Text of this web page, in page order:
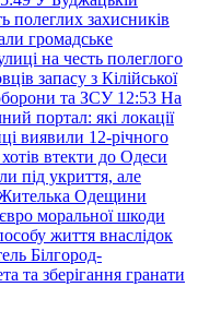
полеглих захисників
громадське
на честь полеглого
запасу з Кілійської
та ЗСУ 12:53 На
портал: які локації
виявили 12-річного
втекти до Одеси
під укриття, але
Одещини
моральної шкоди
життя внаслідок
Білгород-
та зберігання гранати